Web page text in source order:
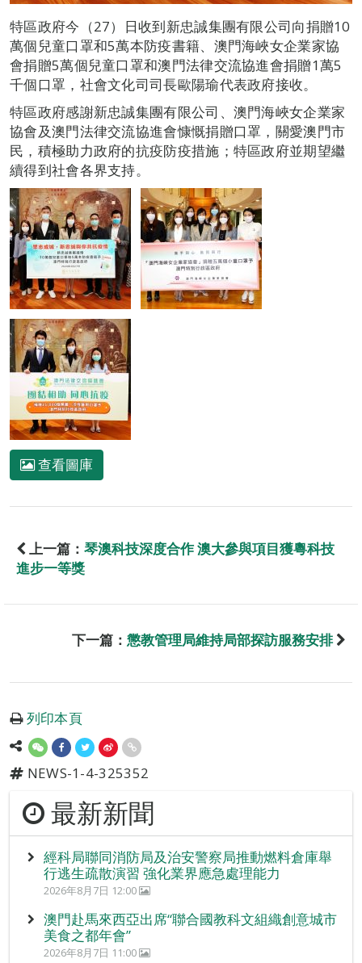
特區政府今（27）日收到新忠誠集團有限公司向捐贈10
萬個兒童口罩和5萬本防疫書籍、澳門海峽女企業家協
會捐贈5萬個兒童口罩和澳門法律交流協進會捐贈1萬5
千個口罩，社會文化司司長歐陽瑜代表政府接收。
特區政府感謝新忠誠集團有限公司、澳門海峽女企業家
協會及澳門法律交流協進會慷慨捐贈口罩，關愛澳門市
民，積極助力政府的抗疫防疫措施；特區政府並期望繼
續得到社會各界支持。
查看圖庫
上一篇： 琴澳科技深度合作 澳大參與項目獲粵科技
進步一等獎
下一篇： 懲教管理局維持局部探訪服務安排
列印本頁
NEWS-1-4-325352
最新新聞
經科局聯同消防局及治安警察局推動燃料倉庫舉
行逃生疏散演習 強化業界應急處理能力
2026年8月7日 12:00
澳門赴馬來西亞出席“聯合國教科文組織創意城市
美食之都年會”
2026年8月7日 11:00